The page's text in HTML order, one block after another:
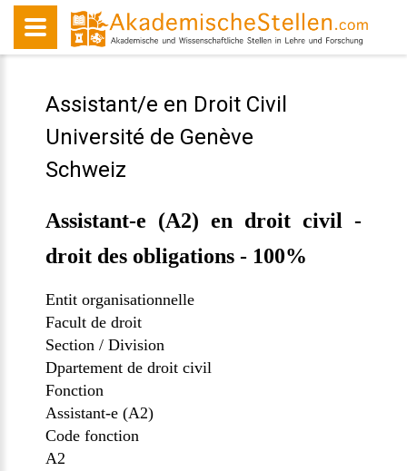
Assistant/e en Droit Civil
Université de Genève
Schweiz
Assistant-e (A2) en droit civil -
droit des obligations - 100%
Entit organisationnelle
Facult de droit
Section / Division
Dpartement de droit civil
Fonction
Assistant-e (A2)
Code fonction
A2